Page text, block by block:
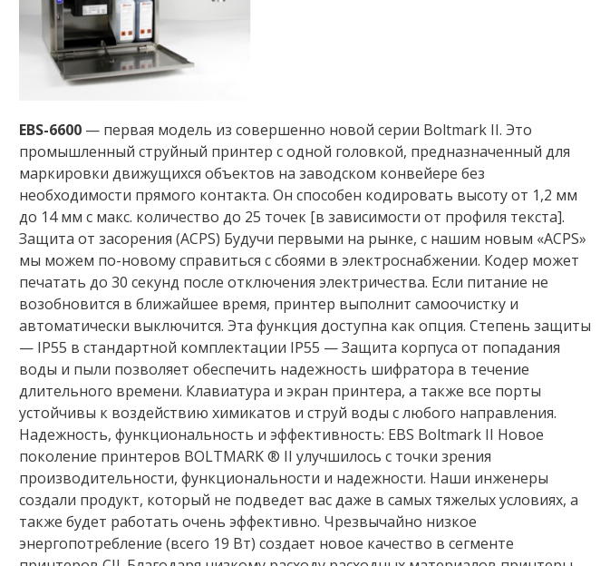
EBS-6600 — первая модель из совершенно новой серии Boltmark II. Это
промышленный струйный принтер с одной головкой, предназначенный для
маркировки движущихся объектов на заводском конвейере без
необходимости прямого контакта. Он способен кодировать высоту от 1,2 мм
до 14 мм с макс. количество до 25 точек [в зависимости от профиля текста].
Защита от засорения (ACPS) Будучи первыми на рынке, с нашим новым «ACPS»
мы можем по-новому справиться с сбоями в электроснабжении. Кодер может
печатать до 30 секунд после отключения электричества. Если питание не
возобновится в ближайшее время, принтер выполнит самоочистку и
автоматически выключится. Эта функция доступна как опция. Степень защиты
— IP55 в стандартной комплектации IP55 — Защита корпуса от попадания
воды и пыли позволяет обеспечить надежность шифратора в течение
длительного времени. Клавиатура и экран принтера, а также все порты
устойчивы к воздействию химикатов и струй воды с любого направления.
Надежность, функциональность и эффективность: EBS Boltmark II Новое
поколение принтеров BOLTMARK ® II улучшилось с точки зрения
производительности, функциональности и надежности. Наши инженеры
создали продукт, который не подведет вас даже в самых тяжелых условиях, а
также будет работать очень эффективно. Чрезвычайно низкое
энергопотребление (всего 19 Вт) создает новое качество в сегменте